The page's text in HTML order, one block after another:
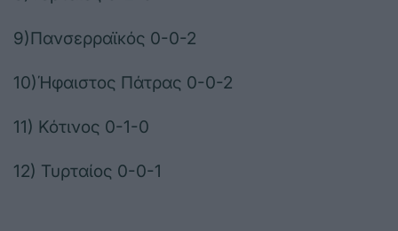
9)Πανσερραϊκός 0-0-2
10)Ήφαιστος Πάτρας 0-0-2
11) Κότινος 0-1-0
12) Τυρταίος 0-0-1